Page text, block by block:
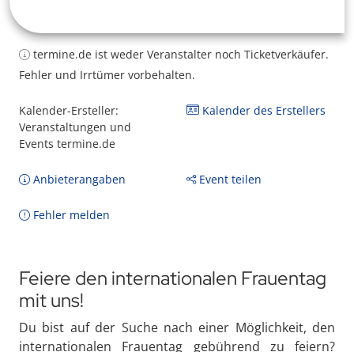
termine.de ist weder Veranstalter noch Ticketverkäufer.
Fehler und Irrtümer vorbehalten.
Kalender-Ersteller:
Veranstaltungen und
Events termine.de
Kalender des Erstellers
Anbieterangaben Event teilen
Fehler melden
Feiere den internationalen Frauentag
mit uns!
Du bist auf der Suche nach einer Möglichkeit, den
internationalen Frauentag gebührend zu feiern?